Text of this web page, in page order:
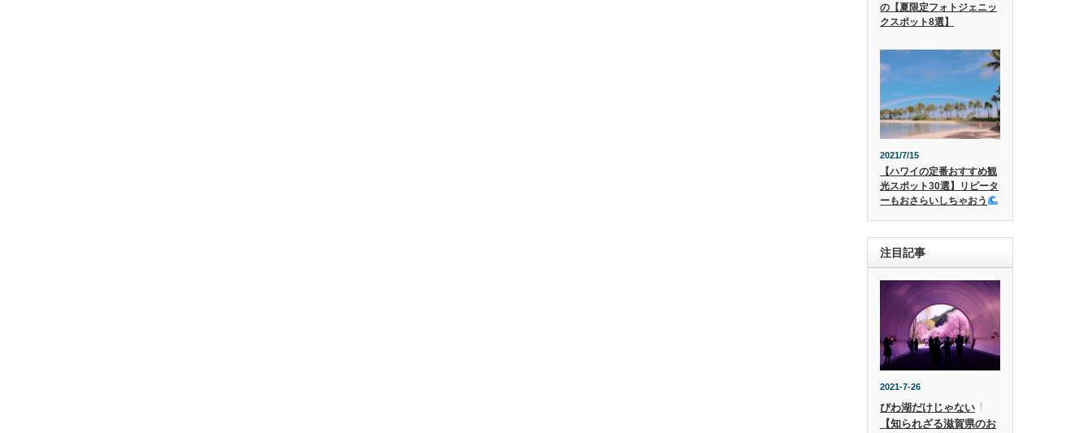
の【夏限定フォトジェニッ
クスポット8選】
2021/7/15
【ハワイの定番おすすめ観
光スポット30選】リピータ
ーもおさらいしちゃおう
注目記事
2021-7-26
びわ湖だけじゃない
【知られざる滋賀県のお